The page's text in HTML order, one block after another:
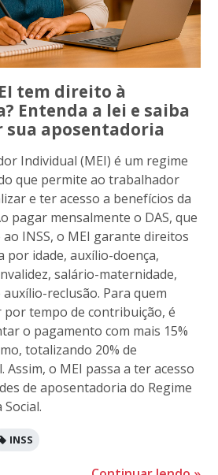
tem direito à
Entenda a lei e saiba
aposentadoria
Individual (MEI) é um regime
que permite ao trabalhador
e ter acesso a benefícios da
pagar mensalmente o DAS, que
INSS, o MEI garante direitos
por idade, auxílio-doença,
salário-maternidade,
reclusão. Para quem
por tempo de contribuição, é
o pagamento com mais 15%
totalizando 20% de
o MEI passa a ter acesso
de aposentadoria do Regime
INSS